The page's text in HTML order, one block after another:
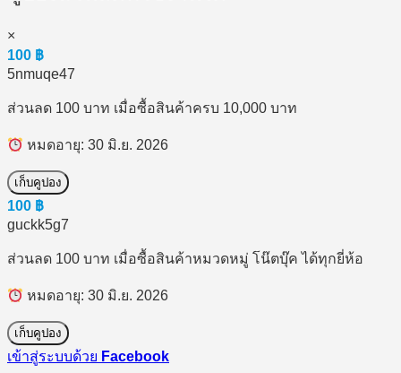
×
100 ฿
5nmuqe47
ส่วนลด 100 บาท เมื่อซื้อสินค้าครบ 10,000 บาท
หมดอายุ: 30 มิ.ย. 2026
เก็บคูปอง
100 ฿
guckk5g7
ส่วนลด 100 บาท เมื่อซื้อสินค้าหมวดหมู่ โน๊ตบุ๊ค ได้ทุกยี่ห้อ
หมดอายุ: 30 มิ.ย. 2026
เก็บคูปอง
เข้าสู่ระบบด้วย Facebook